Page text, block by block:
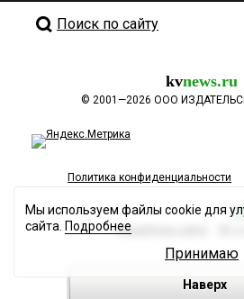
Поиск по сайту
kvnews.ru
© 2001—2026 ООО
Политика конфиденциальности
Разработка сайта
Наверх
Мы используем файлы cookie для
сайта. Подробнее
Принимаю